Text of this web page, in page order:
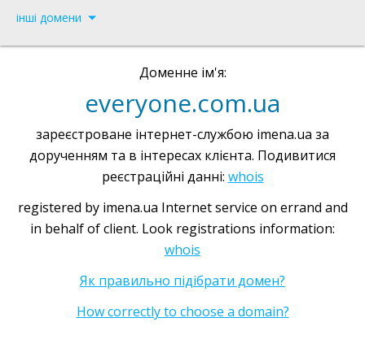
інші домени
Доменне ім'я:
everyone.com.ua
зареєстроване інтернет-службою imena.ua за
дорученням та в інтересах клієнта. Подивитися
реєстраційні данні: whois
registered by imena.ua Internet service on errand and
in behalf of client. Look registrations information:
whois
Як правильно підібрати домен?
How correctly to choose a domain?